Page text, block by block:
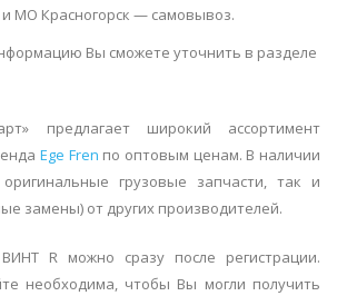
МО Красногорск — самовывоз.
Вы сможете уточнить в разделе
предлагает широкий ассортимент
Ege Fren по оптовым ценам. В наличии
грузовые запчасти, так и
замены) от других производителей.
R можно сразу после регистрации.
необходима, чтобы Вы могли получить